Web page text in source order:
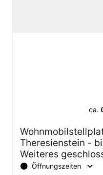
ca.
Theresienstein -
Weiteres
Öffnungszeiten